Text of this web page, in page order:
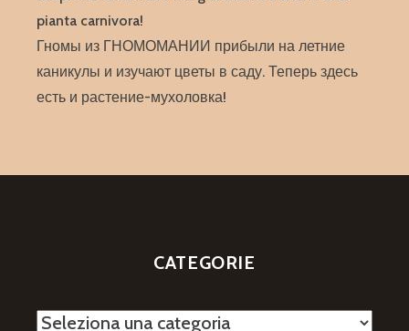
pianta carnivora!
Гномы из ГНОМОМАНИИ прибыли на летние
каникулы и изучают цветы в саду. Теперь здесь
есть и растение-мухоловка!
CATEGORIE
Categorie